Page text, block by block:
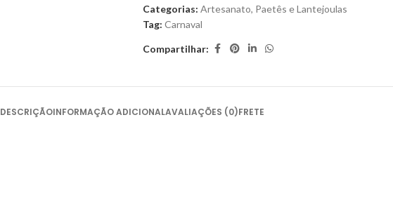
Categorias: Artesanato, Paetês e Lantejoulas
Tag: Carnaval
Compartilhar:
DESCRIÇÃOINFORMAÇÃO ADICIONALAVALIAÇÕES (0)FRETE